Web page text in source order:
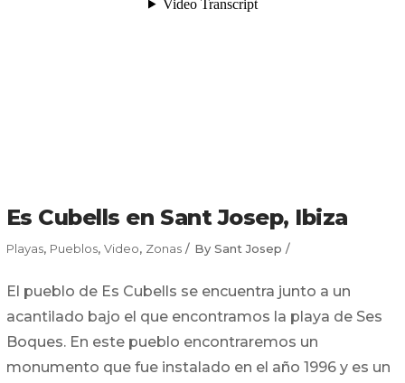
Es Cubells en Sant Josep, Ibiza
Playas, Pueblos, Video, Zonas By Sant Josep
El pueblo de Es Cubells se encuentra junto a un
acantilado bajo el que encontramos la playa de Ses
Boques. En este pueblo encontraremos un
monumento que fue instalado en el año 1996 y es un